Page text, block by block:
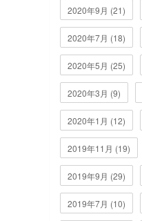
2020年9月 (21)
2020年7月 (18)
2020年5月 (25)
2020年3月 (9)
2020年1月 (12)
2019年11月 (19)
2019年9月 (29)
2019年7月 (10)